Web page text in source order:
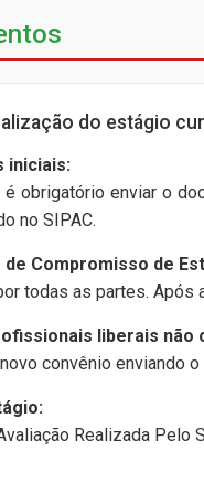
do estágio
iniciais:
obrigatório enviar o
no SIPAC.
Compromisso de
todas as partes.
liberais não
convênio enviando
Realizada